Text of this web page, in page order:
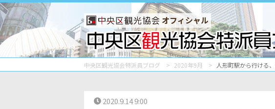
オフィシャル
中央区観光協会特派員ブログ 2020年9月 人形町駅から行け
2020.9.14 9:00